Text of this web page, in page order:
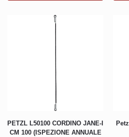
PETZL L50100 CORDINO JANE-I
CM 100 (ISPEZIONE ANNUALE